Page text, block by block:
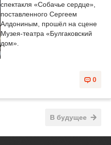
спектакля «Собачье сердце»,
поставленного Сергеем
Алдониным, прошёл на сцене
Музея-театра «Булгаковский
дом».
0
В будущее